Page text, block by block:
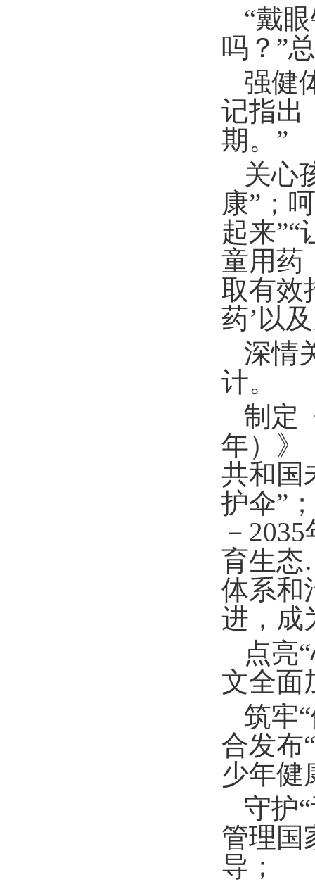
“戴
吗？”
强健
记指出
期。”
关心
康”；
起来”“
童用药
取有效
药’以
深情
计。
制定
年）》
共和国
护伞”
－
育生
体系和
进，成
点亮
文全面
筑牢
合发布
少年健
守护
管理国
导；